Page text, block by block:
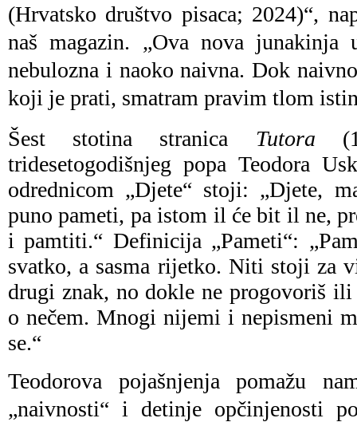
(Hrvatsko društvo pisaca; 2024)“,
naš magazin. „Ova nova junakinja
nebulozna i naoko naivna. Dok
koji je prati, smatram pravim tlom
Šest stotina stranica Tutora
tridesetogodišnjeg popa Teodora
odrednicom „Djete“ stoji: „Djete,
puno pameti, pa istom il će bit il ne,
i pamtiti.“ Definicija „Pameti“:
svatko, a sasma rijetko. Niti stoji za
drugi znak, no dokle ne progovoriš ili
o nečem. Mnogi nijemi i nepismeni
se.“
Teodorova pojašnjenja pomažu
„naivnosti“ i detinje opčinjenosti